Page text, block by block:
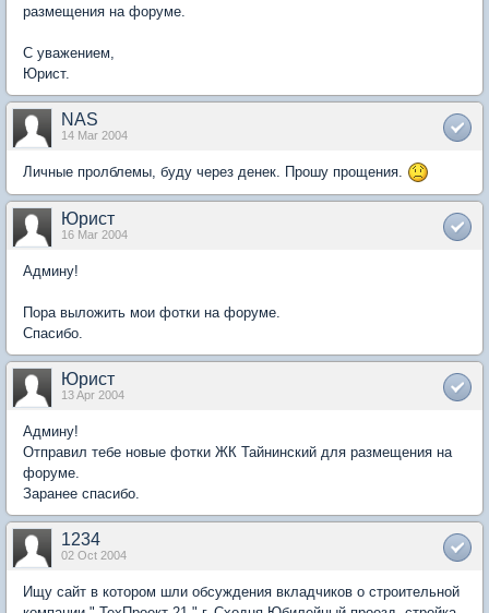
размещения на форуме.
С уважением,
Юрист.
NAS
14 Mar 2004
Личные пролблемы, буду через денек. Прошу прощения.
Юрист
16 Mar 2004
Админу!
Пора выложить мои фотки на форуме.
Спасибо.
Юрист
13 Apr 2004
Админу!
Отправил тебе новые фотки ЖК Тайнинский для размещения на
форуме.
Заранее спасибо.
1234
02 Oct 2004
Ищу сайт в котором шли обсуждения вкладчиков о строительной